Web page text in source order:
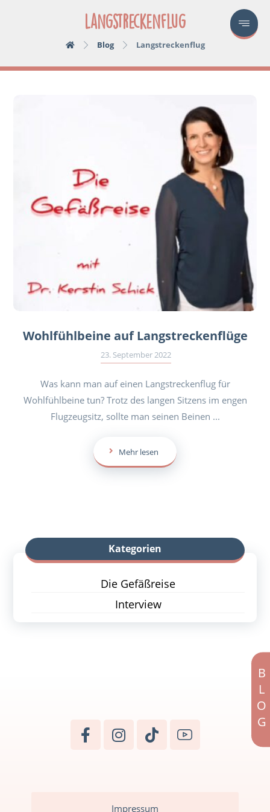
Langstreckenflug
Blog Langstreckenflug
Wohlfühlbeine auf Langstreckenflüge
23. September 2022
Was kann man auf einen Langstreckenflug für
Wohlfühlbeine tun? Trotz des langen Sitzens im engen
Flugzeugsitz, sollte man seinen Beinen ...
Mehr lesen
Kategorien
Die Gefäßreise
Interview
BLOG
Impressum